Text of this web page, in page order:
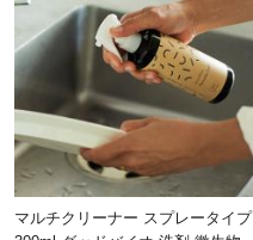
マルチクリーナー スプレータイプ